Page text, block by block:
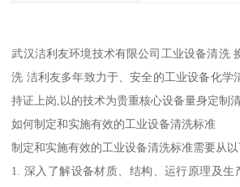
武汉洁利友环境技术有限公司工业设备清洗
洗 洁利友多年致力于、安全的工业设备化学
持证上岗,以的技术为贵重核心设备量身定制
如何制定和实施有效的工业设备清洗标准
制定和实施有效的工业设备清洗标准需要从以
1. 深入了解设备材质、结构、运行原理及生